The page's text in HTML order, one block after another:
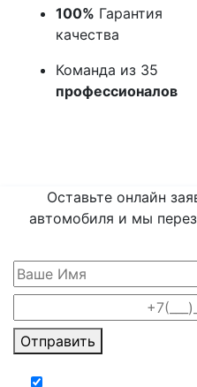
100% Гарантия
качества
Команда из 35
профессионалов
Оставьте онлайн
автомобиля и мы
Отправить